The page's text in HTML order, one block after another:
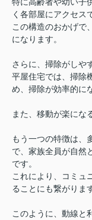
く各部屋にアクセス
この構造のおかげで
になります。
さらに、掃除がしや
平屋住宅では、掃除
め、掃除が効率的に
また、移動が楽にな
もう一つの特徴は、
で、家族全員が自然
です。
これにより、コミュ
ることにも繋がりま
このように、動線と